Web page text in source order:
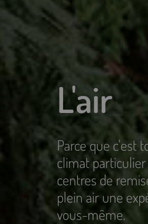
L'air
Parce que c'est
climat
centres de
plein air une
vous-même.